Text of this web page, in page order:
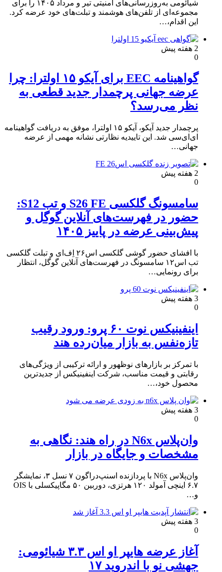
شیائومی به‌روزرسانی‌های امنیتی تیر و مرداد ۱۴۰۵ را برای
مجموعه‌ای از تلفن‌های هوشمند و تبلت‌های خود عرضه کرد.
این اقدام،…
2 هفته پیش
0
گواهینامه EEC برای آیکو ۱۵ اولترا: چرا
عرضه جهانی پرچمدار جدید قطعی به
نظر می‌رسد؟
پرچمدار جدید آیکو، آیکو ۱۵ اولترا، موفق به دریافت گواهینامه
ای‌ای‌سی شد. این تاییدیه نظارتی نشانه مهمی از عرضه
جهانی…
2 هفته پیش
0
سامسونگ گلکسی S26 FE و تب S12:
حضور در فهرست‌های آنلاین گوگل و
پیش‌بینی عرضه در پاییز ۱۴۰۵
با افشای حضور گوشی گلکسی اس۲۶ اِف‌ای و تبلت گلکسی
تب اس۱۲ سامسونگ در فهرست‌های آنلاین گوگل، انتظار
برای رونمایی…
3 هفته پیش
0
اینفینیکس نوت ۶۰ پرو: ورود رقیب
تازه‌نفس به بازار میان‌رده هند
با تمرکز بر بازارهای نوظهور و ارائه ترکیبی از ویژگی‌های
رقابتی و قیمت مناسب، شرکت اینفینیکس از جدیدترین
محصول خود،…
3 هفته پیش
0
وان‌پلاس N6x در راه هند: نگاهی به
مشخصات و جایگاه در بازار
وان‌پلاس N6x با پردازنده اسنپ‌دراگون ۷ نسل ۳، نمایشگر
۶.۷ اینچی آمولد ۱۲۰ هرتزی، دوربین ۵۰ مگاپیکسلی با OIS
و…
3 هفته پیش
0
آغاز عرضه هایپر او اس ۳.۳ شیائومی:
جهشی نو با اندروید ۱۷